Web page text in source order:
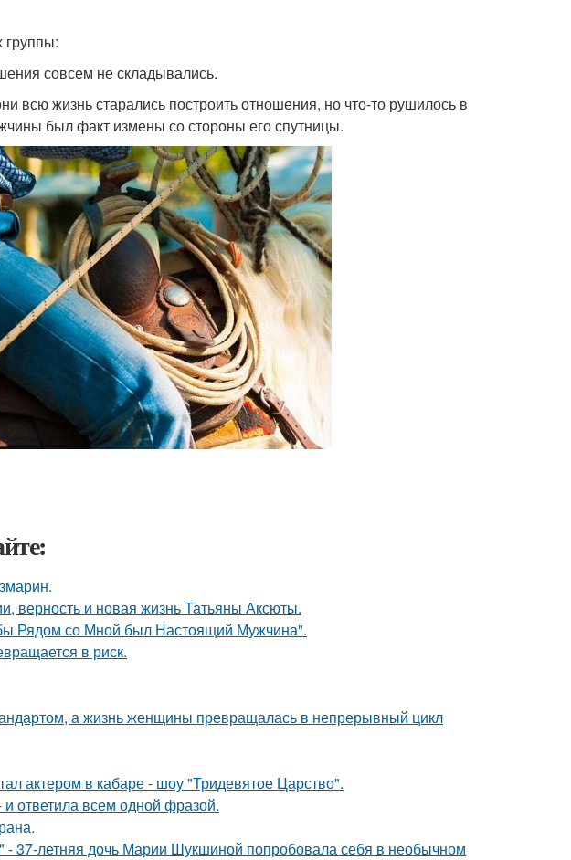
группы:
совсем не складывались.
всю жизнь старались построить отношения, но что-то рушилось в
был факт измены со стороны его спутницы.
верность и новая жизнь Татьяны Аксюты.
Рядом со Мной был Настоящий Мужчина".
в риск.
а жизнь женщины превращалась в непрерывный цикл
актером в кабаре - шоу "Тридевятое Царство".
ответила всем одной фразой.
37-летняя дочь Марии Шукшиной попробовала себя в необычном